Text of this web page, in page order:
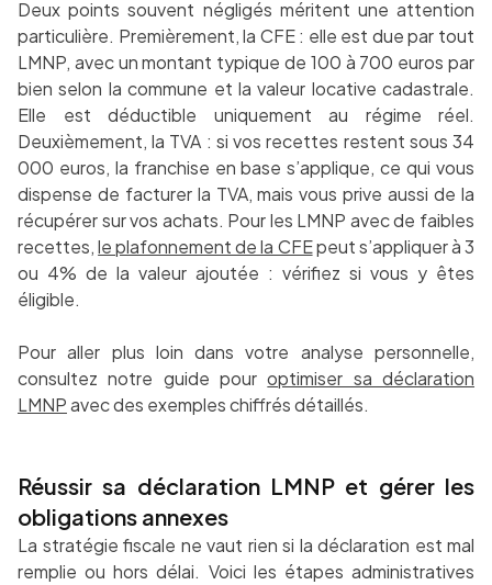
Deux points souvent négligés méritent une attention
particulière. Premièrement, la CFE : elle est due par tout
LMNP, avec un montant typique de 100 à 700 euros par
bien selon la commune et la valeur locative cadastrale.
Elle est déductible uniquement au régime réel.
Deuxièmement, la TVA : si vos recettes restent sous 34
000 euros, la franchise en base s’applique, ce qui vous
dispense de facturer la TVA, mais vous prive aussi de la
récupérer sur vos achats. Pour les LMNP avec de faibles
recettes,le plafonnement de la CFEpeut s’appliquer à 3
ou 4% de la valeur ajoutée : vérifiez si vous y êtes
éligible.
Pour aller plus loin dans votre analyse personnelle,
consultez notre guide pouroptimiser sa déclaration
LMNPavec des exemples chiffrés détaillés.
Réussir sa déclaration LMNP et gérer les
obligations annexes
La stratégie fiscale ne vaut rien si la déclaration est mal
remplie ou hors délai. Voici les étapes administratives